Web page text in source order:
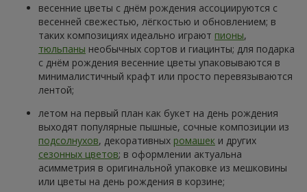
весенние цветы с днём рождения ассоциируются с
весенней свежестью, лёгкостью и обновлением; в
таких композициях идеально играют пионы,
тюльпаны необычных сортов и гиацинты; для подарка
с днём рождения весенние цветы упаковываются в
минималистичный крафт или просто перевязываются
лентой;
летом на первый план как букет на день рождения
выходят популярные пышные, сочные композиции из
подсолнухов, декоративных ромашек и других
сезонных цветов; в оформлении актуальна
асимметрия в оригинальной упаковке из мешковины
или цветы на день рождения в корзине;